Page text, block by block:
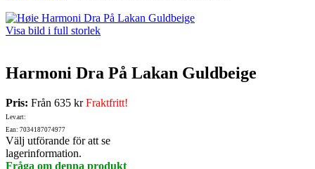
Visa bild i full storlek
Harmoni Dra På Lakan Guldbeige
Pris: Från 635 krFraktfritt!
Lev.art:
Ean: 7034187074977
Välj utförande för att se
lagerinformation.
Fråga om denna produkt